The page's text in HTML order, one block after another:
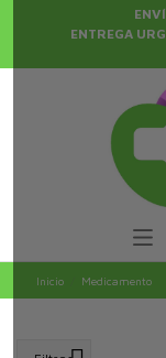
ENTREGA
Inicio Medicamento